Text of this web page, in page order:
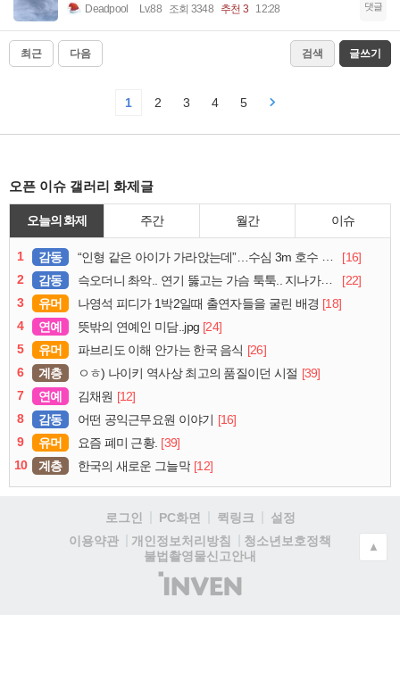
Deadpool Lv.88 조회 3348 추천 3 12:28 댓글
최근 다음 검색 글쓰기
1 2 3 4 5
오픈 이슈 갤러리 화제글
오늘의 화제 주간 월간 이슈
1 감동 “인형 같은 아이가 가라앉는데”…수심 3m 호수 뛰어든 60대 의인
[16]
2
감동 슥오더니 촤악.. 연기 뚫고는 가슴 툭툭.. 지나가던 아재의 정체
[22]
3
유머 나영석 피디가 1박2일때 출연자들을 굴린 배경 [18]
4
연예 뜻밖의 연예인 미담..jpg [24]
5
유머 파브리도 이해 안가는 한국 음식 [26]
6
계층 ㅇㅎ) 나이키 역사상 최고의 품질이던 시절 [39]
7
연예 김채원 [12]
8
감동 어떤 공익근무요원 이야기 [16]
9
유머 요즘 폐미 근황. [39]
10
계층 한국의 새로운 그늘막 [12]
로그인 PC화면 퀵링크
설정
이용약관
개인정보처리방침
청소년보호정책
불법촬영물신고안내
(주)
인
▲